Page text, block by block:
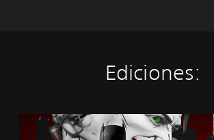
Ediciones: